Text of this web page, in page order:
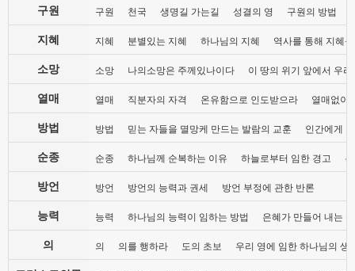
구원 구원 천국 생명길 가는길 성결의 영 구원의 방법
지혜 지혜 분별있는 지혜 하나님의 지혜 역사를 통해 지혜
소망 소망 나의소망은 주께있나이다 이 땅의 위기 앞에서 우
열매 열매 직분자의 자격 온유함으로 인도받으라 열매없이
방법 방법 믿는 자들을 멸망케 만드는 발람의 교훈 인간에게
순종 순종 하나님께 순복하는 이유 하늘로부터 임한 경고
방언 방언 방언의 능력과 권세 방언 부정에 관한 반론
능력 능력 하나님의 능력이 임하는 방법 은혜가 만들어 내는
의 의 의를 행하라 도의 초보 우리 영에 임한 하나님의 생